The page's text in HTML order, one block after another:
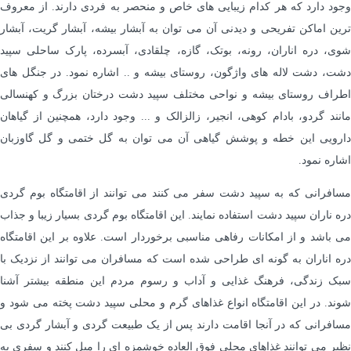
وجود دارد که هر کدام زیبایی های خاص و منحصر به فردی دارند. از معروف
ترین اماکن تفریحی و دیدنی آن می توان به آبشار بیشه، آبشار گریت، آبشار
شوی، دره اناران، رونه، بوتک، گازه، چلقادی، آبسرده، پارک ساحلی سپید
دشت، دشت لاله های واژگون، روستای بیشه و .. اشاره نمود. در جنگل های
اطراف روستای بیشه و نواحی مختلف سپید دشت درختان بزرگ و کهنسالی
مانند گردو، بادام کوهی، انجیر، زالزالک و ... وجود دارد، همچنین از گیاهان
دارویی این خطه و پوشش گیاهی آن می توان به گل ختمی و گل گاوزبان
اشاره نمود.
مسافرانی که به سپید دشت سفر می کنند می توانند از اقامتگاه بوم گردی
دره ناران سپید دشت استفاده نمایند. این اقامتگاه بوم گردی بسیار زیبا و جذاب
می باشد و از امکانات رفاهی مناسبی برخوردار است. علاوه بر این اقامتگاه
دره اناران به گونه ای طراحی شده است که مسافران می توانند از نزدیک با
سبک زندگی، فرهنگ غذایی و آداب و رسوم مردم این منطقه بیشتر آشنا
شوند. در این اقامتگاه انواع غذاهای گرم و محلی سپید دشت پخته می شود و
مسافرانی که در آنجا اقامت دارند پس از یک طبیعت گردی و آبشار گردی بی
نظیر می توانند غذاهای محلی فوق العاده خوشمزه ای را میل کنند و سفری به